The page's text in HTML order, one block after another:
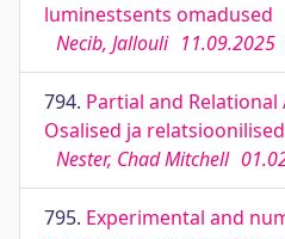
luminestsents omadused
Necib, Jallouli 11.09.2025
794. Partial and
Osalised ja
Nester, Chad Mitchell
795. Experimental and